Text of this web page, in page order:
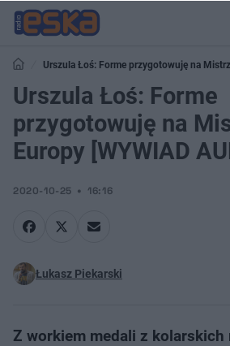
Urszula Łoś: Forme przygotowuję na
AUDIO]
Urszula Łoś: Forme
przygotowuję na
Europy [WYWIAD
2020-10-25 16:16
Łukasz Piekarski
Z workiem medali z